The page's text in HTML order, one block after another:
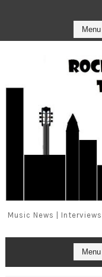
Music News |